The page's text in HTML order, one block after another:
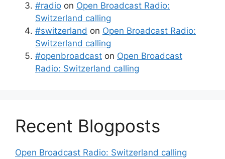
#radio on Open Broadcast Radio:
Switzerland calling
#switzerland on Open Broadcast Radio:
Switzerland calling
#openbroadcast on Open Broadcast
Radio: Switzerland calling
Recent Blogposts
Open Broadcast Radio: Switzerland calling